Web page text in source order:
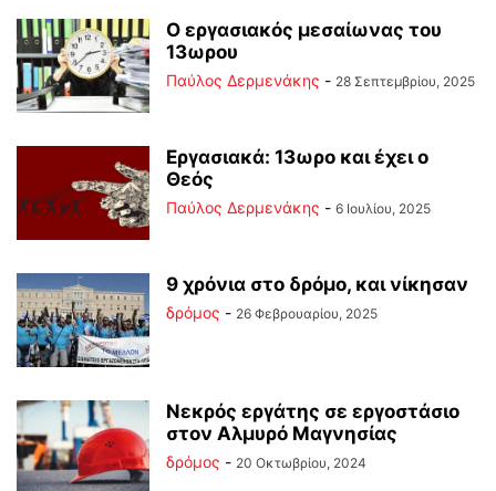
Ο εργασιακός μεσαίωνας του
13ωρου
Παύλος Δερμενάκης - 28 Σεπτεμβρίου, 2025
Εργασιακά: 13ωρο και έχει ο
Θεός
Παύλος Δερμενάκης - 6 Ιουλίου, 2025
9 χρόνια στο δρόμο, και νίκησαν
δρόμος - 26 Φεβρουαρίου, 2025
Νεκρός εργάτης σε εργοστάσιο
στον Αλμυρό Μαγνησίας
δρόμος - 20 Οκτωβρίου, 2024